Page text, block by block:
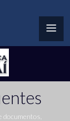
documentos,